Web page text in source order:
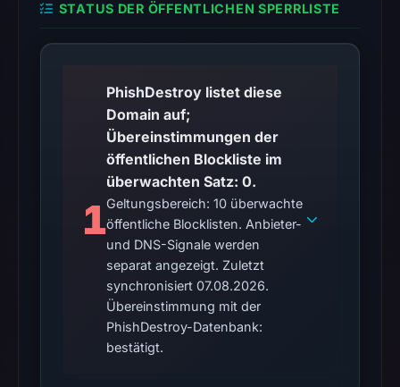
returned
Apr
15,
2026
at
07:06
UTC.
URLScan
completed
without
a
malicious
STATUS DER ÖFFENTLICHEN SPERRLISTE
1
PhishDestroy listet diese
Domain auf;
Übereinstimmungen der
öffentlichen Blockliste im
überwachten Satz: 0.
Geltungsbereich: 10 überwachte
öffentliche Blocklisten. Anbieter-
und DNS-Signale werden
separat angezeigt. Zuletzt
synchronisiert 07.08.2026.
Übereinstimmung mit der
PhishDestroy-Datenbank:
bestätigt.